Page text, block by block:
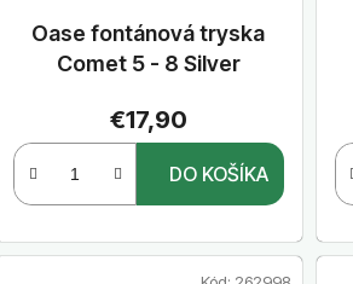
Oase fontánová tryska
Comet 5 - 8 Silver
€17,90
DO KOŠÍKA